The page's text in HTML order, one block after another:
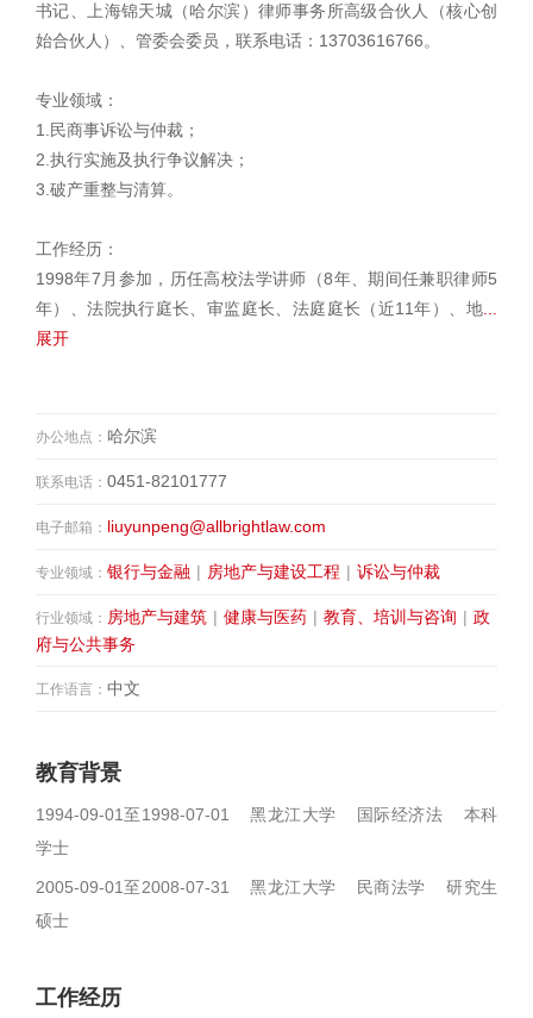
书记、上海锦天城（哈尔滨）律师事务所高级合伙人（核心创
始合伙人）、管委会委员，联系电话：13703616766。
专业领域：
1.民商事诉讼与仲裁；
2.执行实施及执行争议解决；
3.破产重整与清算。
工作经历：
1998年7月参加，历任高校法学讲师（8年、期间任兼职律师5
年）、法院执行庭长、审监庭长、法庭庭长（近11年）、地
展开
办公地点： 哈尔滨
联系电话： 0451-82101777
电子邮箱： liuyunpeng@allbrightlaw.com
专业领域： 银行与金融 | 房地产与建设工程 | 诉讼与仲裁
行业领域： 房地产与建筑 | 健康与医药 | 教育、培训与咨询 | 政
府与公共事务
工作语言： 中文
教育背景
1994-09-01至1998-07-01 黑龙江大学 国际经济法 本科
学士
2005-09-01至2008-07-31 黑龙江大学 民商法学 研究生
硕士
工作经历